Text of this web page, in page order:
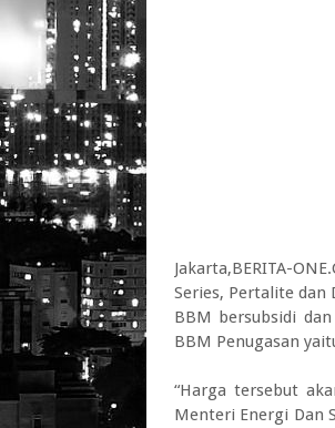
Jakarta,BERITA-
Series, Pertalite dan
BBM bersubsidi
BBM Penugasan
“Harga tersebut
Menteri Energi Dan